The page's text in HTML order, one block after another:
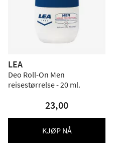
LEA
Deo Roll-On Men
reisestørrelse - 20 ml.
23,00
KJØP NÅ